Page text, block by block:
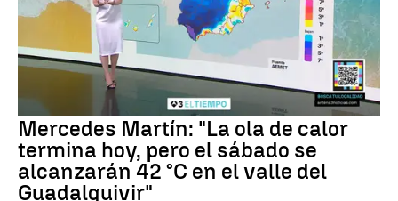
Mercedes Martín: "La ola de calor
termina hoy, pero el sábado se
alcanzarán 42 °C en el valle del
Guadalquivir"